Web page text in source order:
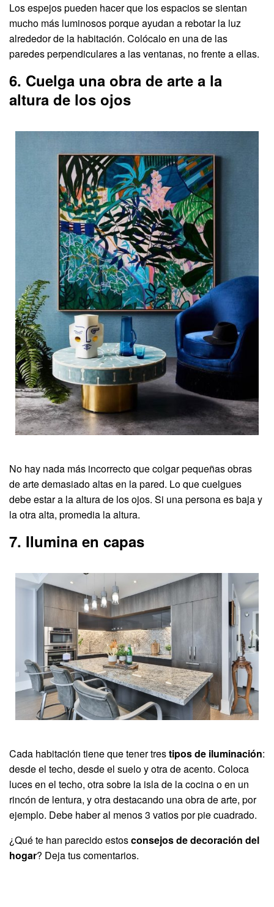
Los espejos pueden hacer que los espacios se sientan
mucho más luminosos porque ayudan a rebotar la luz
alrededor de la habitación. Colócalo en una de las
paredes perpendiculares a las ventanas, no frente a ellas.
6. Cuelga una obra de arte a la
altura de los ojos
No hay nada más incorrecto que colgar pequeñas obras
de arte demasiado altas en la pared. Lo que cuelgues
debe estar a la altura de los ojos. Si una persona es baja y
la otra alta, promedia la altura.
7. Ilumina en capas
Cada habitación tiene que tener trestipos de iluminación:
desde el techo, desde el suelo y otra de acento. Coloca
luces en el techo, otra sobre la isla de la cocina o en un
rincón de lentura, y otra destacando una obra de arte, por
ejemplo. Debe haber al menos 3 vatios por pie cuadrado.
¿Qué te han parecido estosconsejos de decoración del
hogar? Deja tus comentarios.